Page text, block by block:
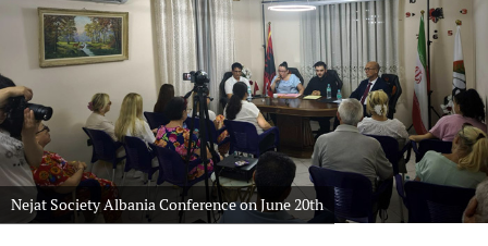
Nejat Society Albania Conference on June 20th